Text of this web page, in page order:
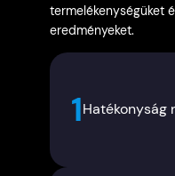
termelékenységüket
eredményeket.
1Hatékonyság